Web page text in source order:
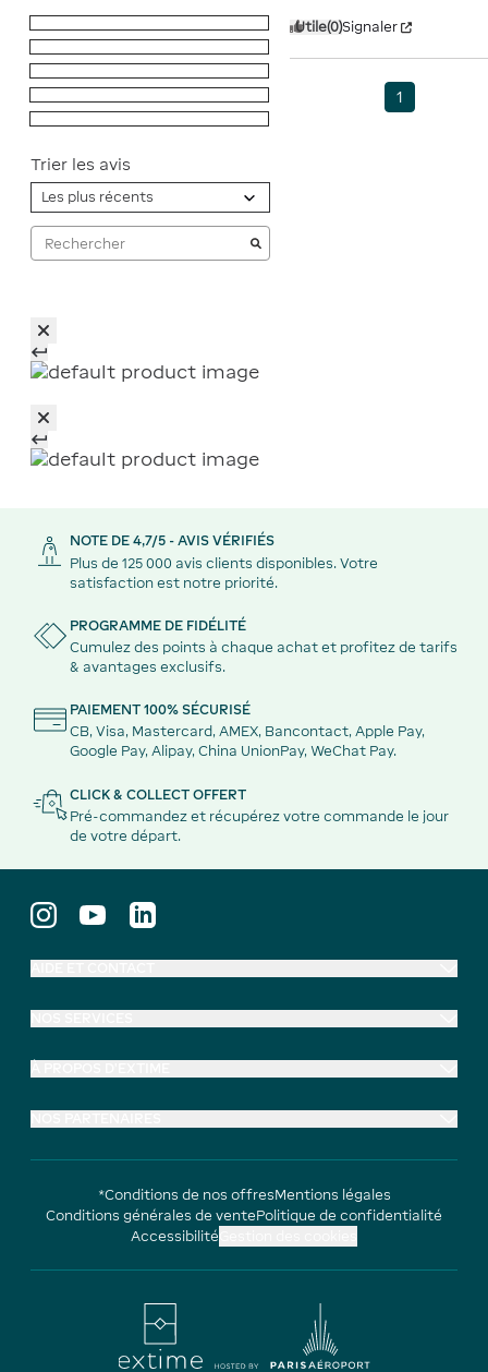
Trier les avis
Utile(0)Signaler
1
NOTE DE 4,7/5 - AVIS VÉRIFIÉS
Plus de 125 000 avis clients disponibles. Votre
satisfaction est notre priorité.
PROGRAMME DE FIDÉLITÉ
Cumulez des points à chaque achat et profitez de tarifs
& avantages exclusifs.
PAIEMENT 100% SÉCURISÉ
CB, Visa, Mastercard, AMEX, Bancontact, Apple Pay,
Google Pay, Alipay, China UnionPay, WeChat Pay.
CLICK & COLLECT OFFERT
Pré-commandez et récupérez votre commande le jour
de votre départ.
*Conditions de nos offresMentions légales
Conditions générales de ventePolitique de confidentialité
Accessibilité